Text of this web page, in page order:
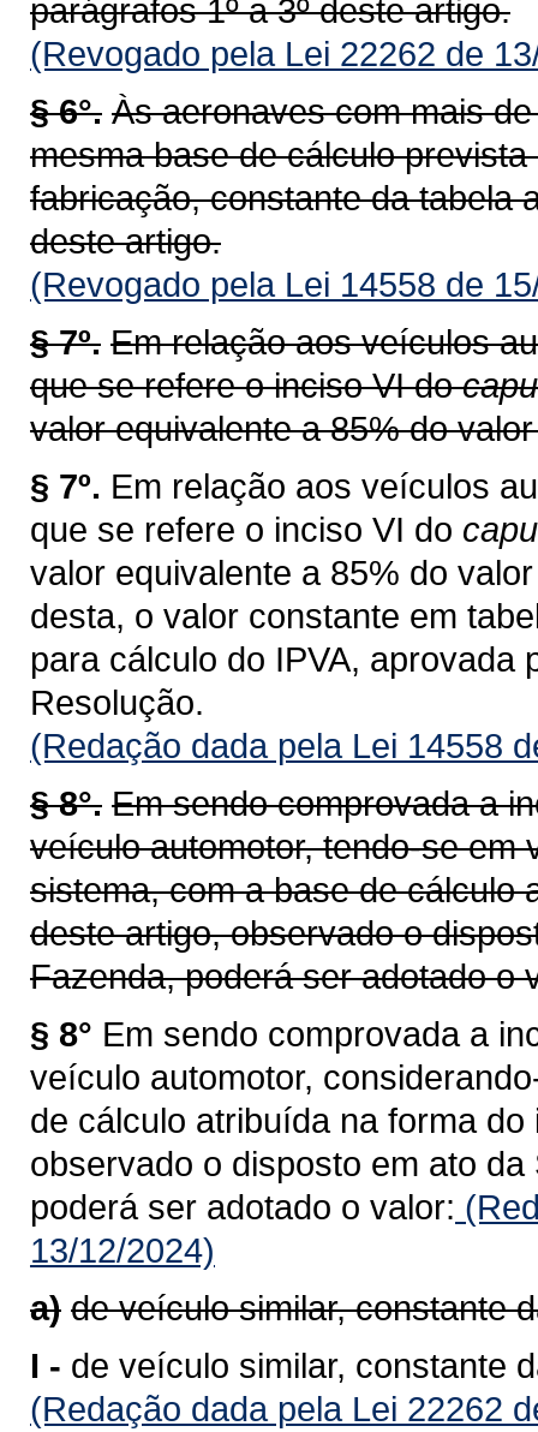
parágrafos 1º a 3º deste artigo.
(Revogado pela Lei 22262 de
§ 6°. Às aeronaves com mais
mesma base de cálculo
fabricação, constante da tabela
deste artigo.
(Revogado pela Lei 14558 de
§ 7º. Em relação aos veículos
que se refere o inciso VI do
valor equivalente a 85% do
§ 7º. Em relação aos veículos
que se refere o inciso VI do
valor equivalente a 85% do
desta, o valor constante em
para cálculo do IPVA, aprovada
Resolução.
(Redação dada pela Lei 14558
§ 8°. Em sendo comprovada a
veículo automotor, tendo-se em
sistema, com a base de
deste artigo, observado o
Fazenda, poderá ser adotado o
§ 8° Em sendo comprovada a
veículo automotor,
de cálculo atribuída na forma
observado o disposto em ato
poderá ser adotado o valor:
13/12/2024)
a) de veículo similar, constante
I - de veículo similar, constante
(Redação dada pela Lei 22262